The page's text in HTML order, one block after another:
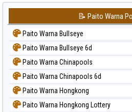
📝 Paito Warna
Paito Warna Bullseye
Paito Warna Bullseye 6d
Paito Warna Chinapools
Paito Warna Chinapools 6d
Paito Warna Hongkong
Paito Warna Hongkong Lottery